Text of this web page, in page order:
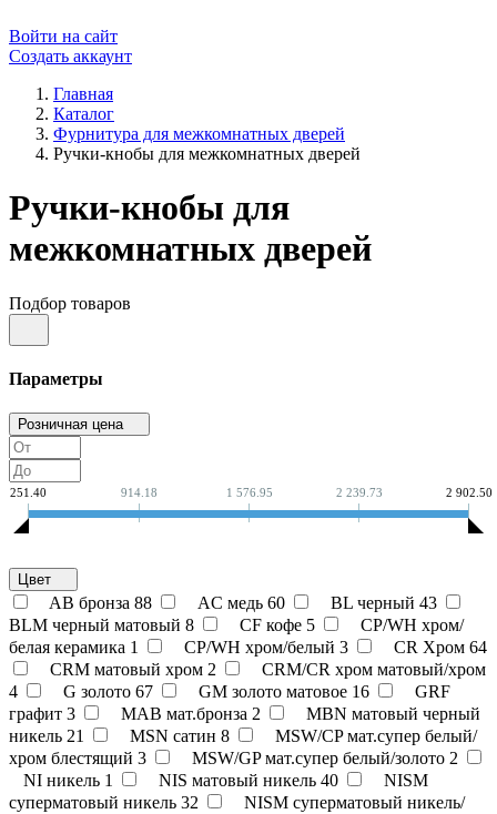
Войти на сайт
Создать аккаунт
Главная
Каталог
Фурнитура для межкомнатных дверей
Ручки-кнобы для межкомнатных дверей
Ручки-кнобы для
межкомнатных дверей
Подбор товаров
Параметры
Розничная цена
251.40 914.18 1 576.95 2 239.73 2 902.50
Цвет
AB бронза 88 AC медь 60 BL черный 43
BLM черный матовый 8 CF кофе 5
CP/WH хром/
белая керамика 1 CP/WH хром/белый 3 CR Хром 64
CRM матовый хром 2
CRM/CR хром матовый/хром
4
G золото 67 GM золото матовое 16
GRF
графит 3 MAB мат.бронза 2
MBN матовый черный
никель 21 MSN сатин 8
MSW/CP мат.супер белый/
хром блестящий 3 MSW/GP мат.супер белый/золото 2
NI никель 1 NIS матовый никель 40
NISM
суперматовый никель 32
NISM суперматовый никель/